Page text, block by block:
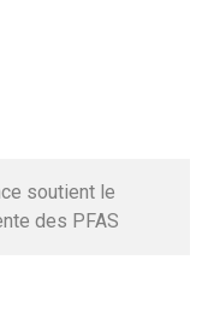
soutient le
des PFAS